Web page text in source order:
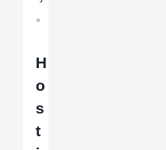
。
H
o
s
t